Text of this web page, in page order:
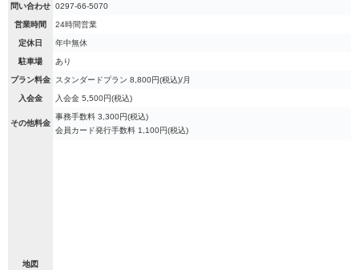
問い合わせ 0297-66-5070
営業時間 24時間営業
定休日 年中無休
駐車場 あり
プラン料金 スタンダードプラン 8,800円(税込)/月
入会金 入会金 5,500円(税込)
その他料金
事務手数料 3,300円(税込)
会員カード発行手数料 1,100円(税込)
地図